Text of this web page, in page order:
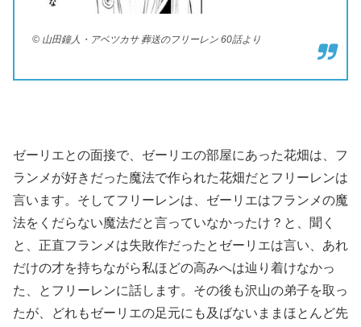
© 山田鐘人・アベツカサ 葬送のフリーレン 60話より
ゼーリエとの面接で、ゼーリエの部屋にあった花畑は、フ
ランメが好きだった魔法で作られた花畑だとフリーレンは
言います。そしてフリーレンは、ゼーリエはフランメの魔
法をくだらない魔法だと言っていなかったけ？と、聞く
と、正直フランメは失敗作だったとゼーリエは言い、あれ
だけの才を持ちながら私ほどの高みへは辿り着けなかっ
た、とフリーレンに話します。その後も沢山の弟子を取っ
たが、どれもゼーリエの足元にも及ばないままほとんど先